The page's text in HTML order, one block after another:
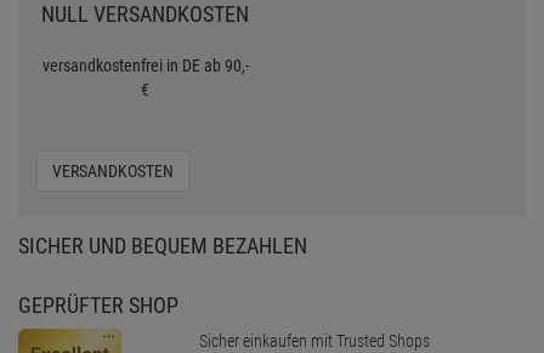
NULL VERSANDKOSTEN
versandkostenfrei in DE ab 90,-
€
VERSANDKOSTEN
SICHER UND BEQUEM BEZAHLEN
GEPRÜFTER SHOP
Sicher einkaufen mit Trusted Shops